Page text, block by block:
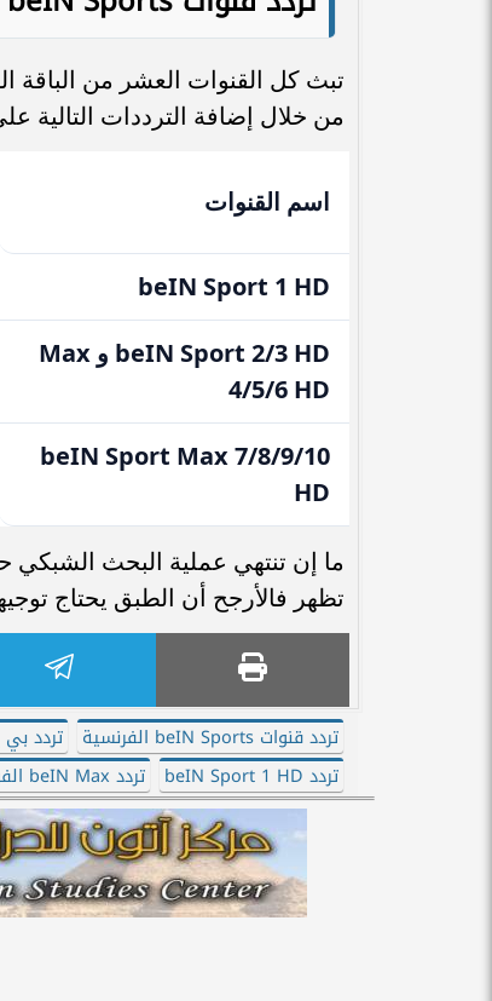
من خلال إضافة الترددات التالية
اسم القنوات
beIN Sport 1 HD
beIN Sport 2/3 HD و Max
4/5/6 HD
beIN Sport Max 7/8/9/10
HD
ما إن تنتهي عملية البحث الشبكي
تظهر فالأرجح أن الطبق يحتاج توجيهاً
تردد قنوات beIN Sports الفرنسية تردد
تردد beIN Sport 1 HD
تردد beIN Max الفرنسية